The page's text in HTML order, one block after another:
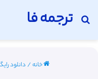
ترجمه فا
جستجو برای
خانه/دانلود